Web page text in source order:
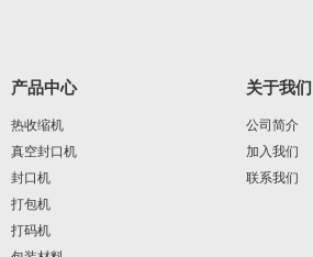
产品中心
热收缩机
真空封口机
封口机
打包机
打码机
关于我们
公司简介
加入我们
联系我们